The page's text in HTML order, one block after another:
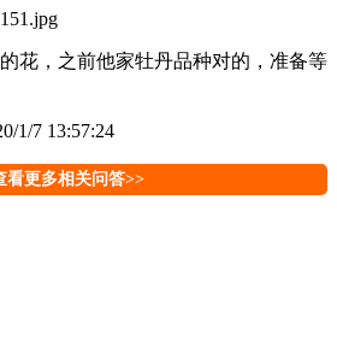
花，之前他家牡丹品种对的，准备等
1/7 13:57:24
看更多相关问答>>